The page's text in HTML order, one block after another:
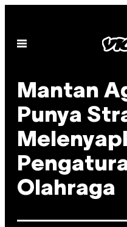
content
Open
Mantan
Punya
Olahraga